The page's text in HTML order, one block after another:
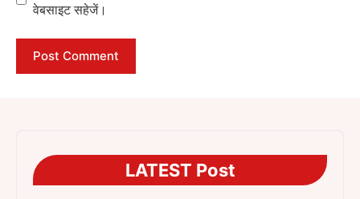
वेबसाइट सहेजें।
LATEST Post